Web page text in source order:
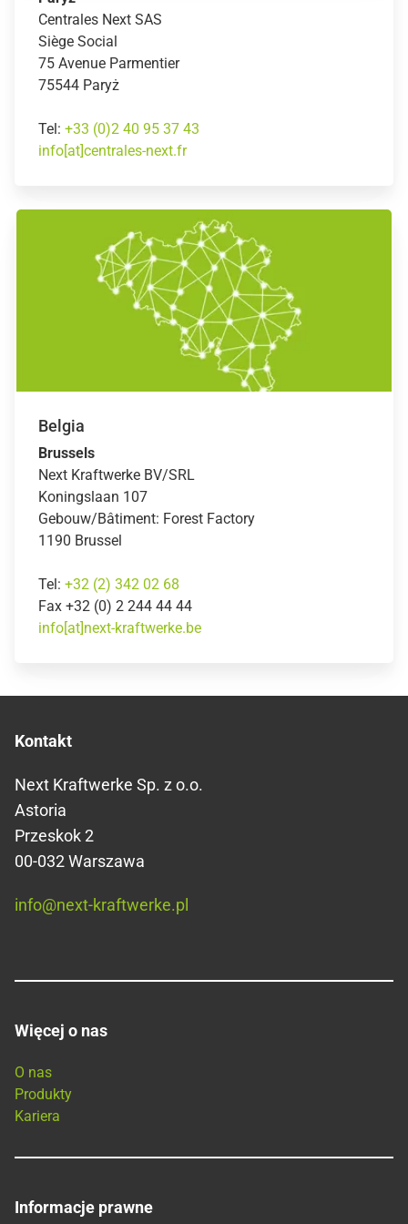
Centrales Next SAS
Siège Social
75 Avenue Parmentier
75544 Paryż
Tel: +33 (0)2 40 95 37 43
info[at]centrales-next.fr
Belgia
Brussels
Next Kraftwerke BV/SRL
Koningslaan 107
Gebouw/Bâtiment: Forest Factory
1190 Brussel
Tel: +32 (2) 342 02 68
Fax +32 (0) 2 244 44 44
info[at]next-kraftwerke.be
Kontakt
Next Kraftwerke Sp. z o.o.
Astoria
Przeskok 2
00-032 Warszawa
info@next-kraftwerke.pl
Więcej o nas
O nas
Produkty
Kariera
Informacje prawne